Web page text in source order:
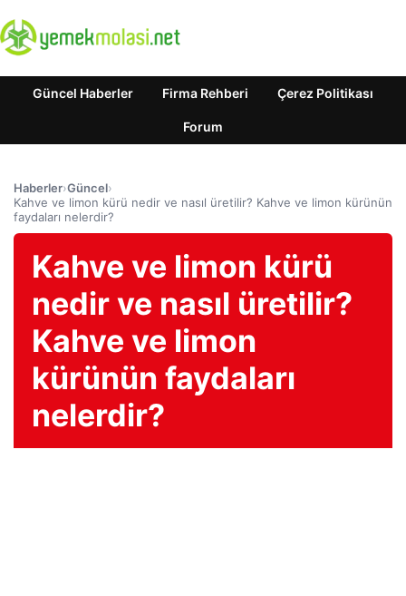
Güncel Haberler Firma Rehberi Çerez Politikası
Forum
Haberler›Güncel›
Kahve ve limon kürü nedir ve nasıl üretilir? Kahve ve limon kürünün
faydaları nelerdir?
Kahve ve limon kürü
nedir ve nasıl üretilir?
Kahve ve limon
kürünün faydaları
nelerdir?